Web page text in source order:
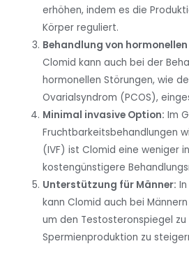
erhöhen, indem es die
Körper reguliert.
Behandlung von
Clomid kann auch bei der
hormonellen Störungen, wie
Ovarialsyndrom (PCOS),
Minimal invasive Option: Im
Fruchtbarkeitsbehandlungen
(IVF) ist Clomid eine weniger
kostengünstigere
Unterstützung für Männer:
kann Clomid auch bei
um den Testosteronspiegel
Spermienproduktion zu